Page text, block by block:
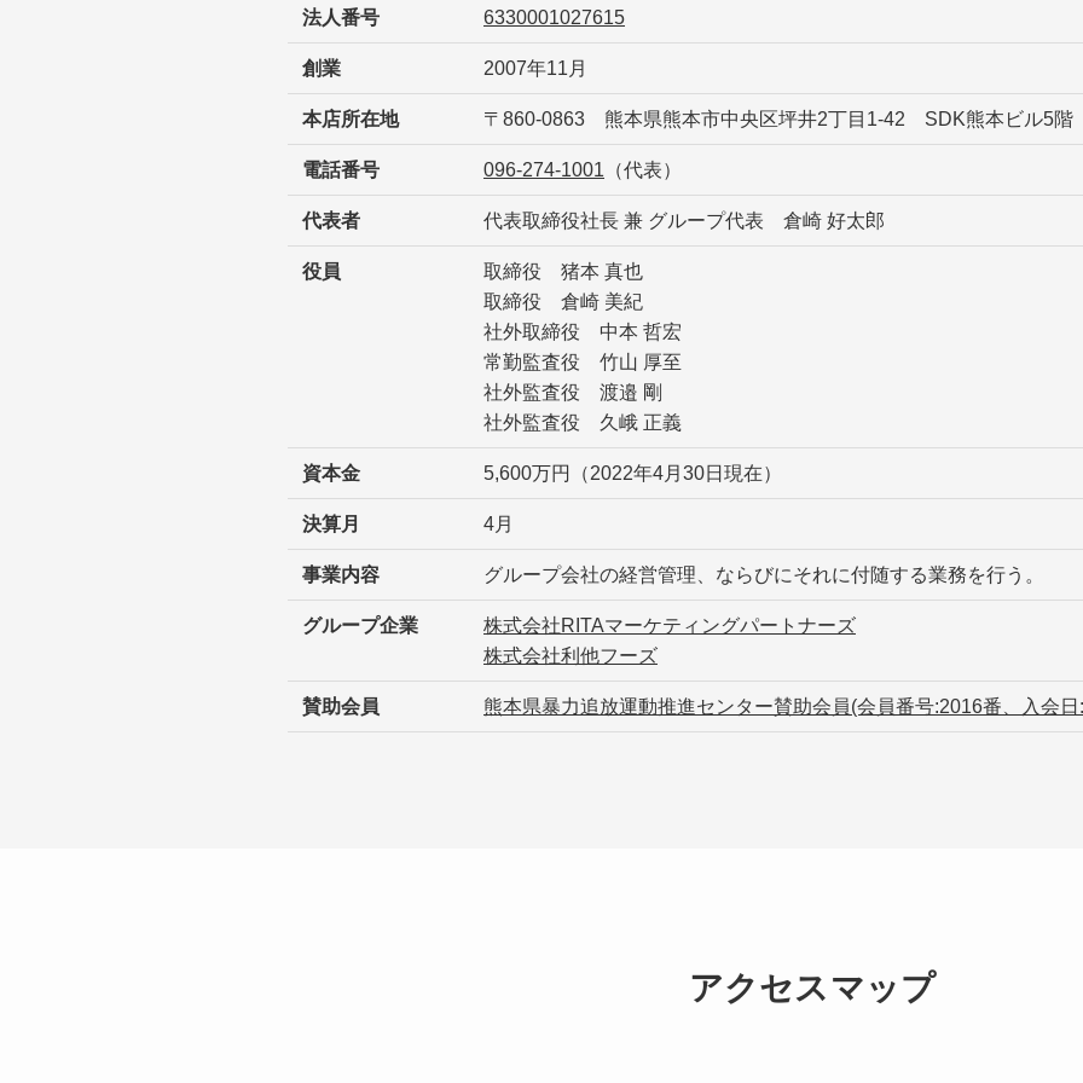
法人番号 6330001027615
創業 2007年11月
本店所在地 〒860-0863 熊本県熊本市中央区坪井2丁目1-42 SDK熊本ビル5階
電話番号 096-274-1001 （代表）
代表者 代表取締役社長 兼 グループ代表 倉崎 好太郎
役員
取締役 猪本 真也
取締役 倉崎 美紀
社外取締役 中本 哲宏
常勤監査役 竹山 厚至
社外監査役 渡邉 剛
社外監査役 久峨 正義
資本金 5,600万円（2022年4月30日現在）
決算月 4月
事業内容 グループ会社の経営管理、ならびにそれに付随する業務を行う。
グループ企業
株式会社RITAマーケティングパートナーズ
株式会社利他フーズ
賛助会員 熊本県暴力追放運動推進センター賛助会員(会員番号:2016番、入会
アクセスマップ